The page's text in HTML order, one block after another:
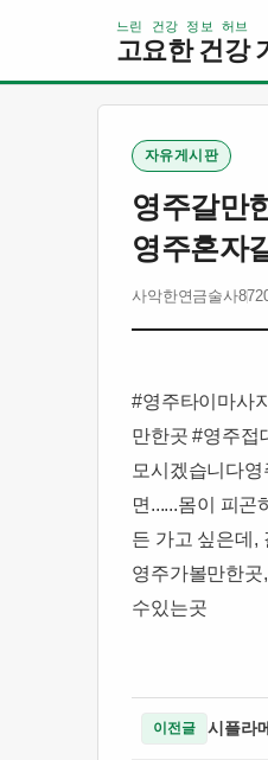
느린 건강 정보 허브
고요한 건강
자유게시판
영주갈만
영주혼자
사악한연금술사87
#영주타이마사
만한곳 #영주접
모시겠습니다
면......몸이 피곤
든 가고 싶은데,
영주가볼만한
수있는곳 ​
이전글 시플라